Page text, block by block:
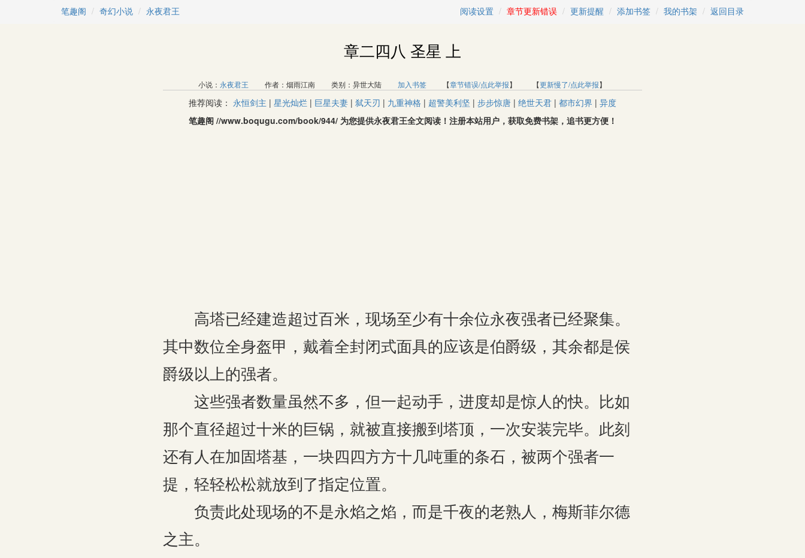
笔趣阁 奇幻小说 永夜君王 阅读设置 章节更新错误 更新提醒 添加书签 我的书架 返回目录
章二四八 圣星 上
小说：永夜君王 作者：烟雨江南 类别：异世大陆加入书签 【章节错误/点此举报】 【更新慢了/点此举报】
推荐阅读： 永恒剑主 | 星光灿烂 | 巨星夫妻 | 弑天刃 | 九重神格 | 超警美利坚 | 步步惊唐 | 绝世天君 | 都市幻界 | 异度
笔趣阁 //www.boqugu.com/book/944/ 为您提供永夜君王全文阅读！注册本站用户，获取免费书架，追书更方便！
高塔已经建造超过百米，现场至少有十余位永夜强者已经聚集。
其中数位全身盔甲，戴着全封闭式面具的应该是伯爵级，其余都是侯
爵级以上的强者。
这些强者数量虽然不多，但一起动手，进度却是惊人的快。比如
那个直径超过十米的巨锅，就被直接搬到塔顶，一次安装完毕。此刻
还有人在加固塔基，一块四四方方十几吨重的条石，被两个强者一
提，轻轻松松就放到了指定位置。
负责此处现场的不是永焰之焰，而是千夜的老熟人，梅斯菲尔德
之主。